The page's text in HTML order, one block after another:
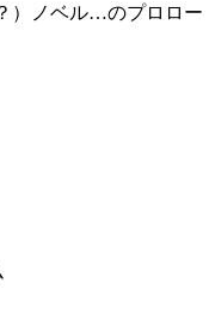
）ノベル…のプロロー